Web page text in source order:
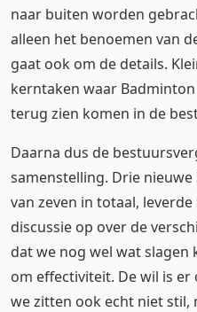
naar buiten worden
alleen het benoemen van
gaat ook om de details.
kerntaken waar
terug zien komen in de
Daarna dus de
samenstelling. Drie
van zeven in totaal,
discussie op over de
dat we nog wel wat slagen
om effectiviteit. De wil is er
we zitten ook echt niet stil,